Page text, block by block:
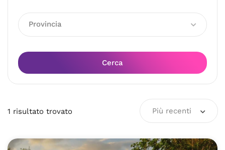
Provincia
Cerca
1 risultato trovato Più recenti